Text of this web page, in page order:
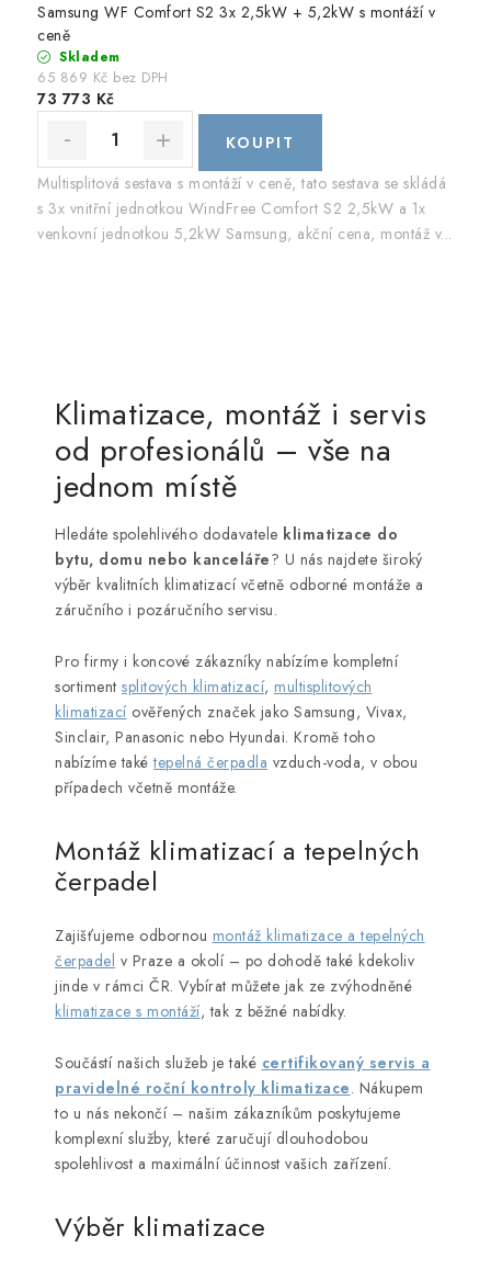
Samsung WF Comfort S2 3x 2,5kW + 5,2kW s montáží v
ceně
Skladem
65 869 Kč bez DPH
73 773 Kč
Multisplitová sestava s montáží v ceně, tato sestava se skládá
s 3x vnitřní jednotkou WindFree Comfort S2 2,5kW a 1x
venkovní jednotkou 5,2kW Samsung, akční cena, montáž v...
Klimatizace, montáž i servis
od profesionálů – vše na
jednom místě
Hledáte spolehlivého dodavatele klimatizace do
bytu, domu nebo kanceláře? U nás najdete široký
výběr kvalitních klimatizací včetně odborné montáže a
záručního i pozáručního servisu.
Pro firmy i koncové zákazníky nabízíme kompletní
sortiment splitových klimatizací, multisplitových
klimatizacíověřených značek jako Samsung, Vivax,
Sinclair, Panasonic nebo Hyundai. Kromě toho
nabízíme takétepelná čerpadla vzduch-voda, v obou
případech včetně montáže.
Montáž klimatizací a tepelných
čerpadel
Zajišťujeme odbornou montáž klimatizace a tepelných
čerpadel v Praze a okolí – po dohodě také kdekoliv
jinde v rámci ČR. Vybírat můžete jak ze zvýhodněné
klimatizace s montáží, tak z běžné nabídky.
Součástí našich služeb je také certifikovaný servis a
pravidelné roční kontroly klimatizace. Nákupem
to u nás nekončí – našim zákazníkům poskytujeme
komplexní služby, které zaručují dlouhodobou
spolehlivost a maximální účinnost vašich zařízení.
Výběr klimatizace